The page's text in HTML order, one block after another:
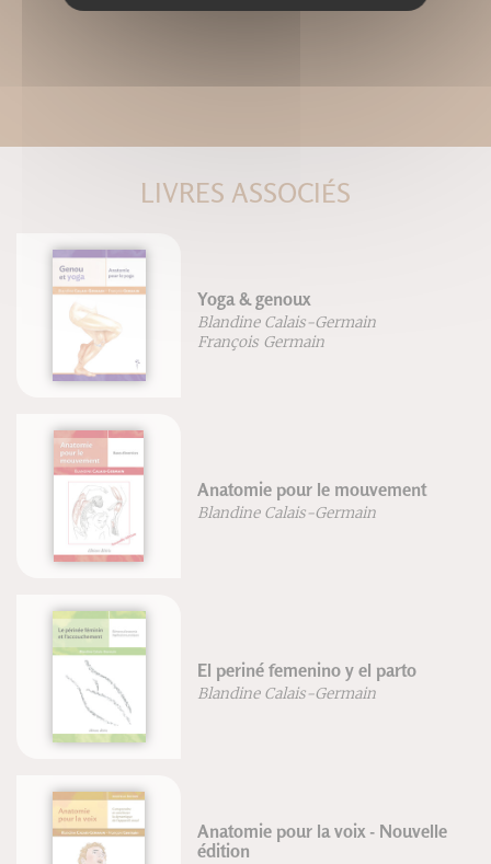
LIVRES ASSOCIÉS
Yoga & genoux
Blandine Calais-Germain
François Germain
Anatomie pour le mouvement
Blandine Calais-Germain
El periné femenino y el parto
Blandine Calais-Germain
Anatomie pour la voix - Nouvelle
édition